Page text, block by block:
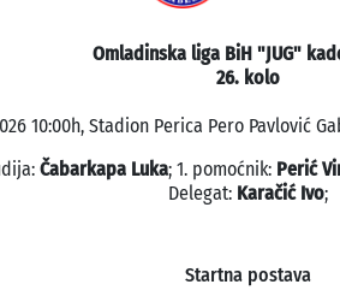
Omladinska liga BiH "JUG"
26. kolo
10:00h, Stadion Perica Pero Pavlović
Čabarkapa Luka; 1. pomoćnik: Perić
Delegat: Karačić Ivo;
Startna postava